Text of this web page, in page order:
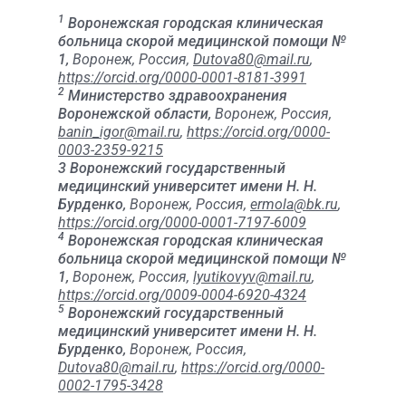
1 Воронежская городская клиническая
больница скорой медицинской помощи №
1, Воронеж, Россия, Dutova80@mail.ru,
https://orcid.org/0000-0001-8181-3991
2 Министерство здравоохранения
Воронежской области, Воронеж, Россия,
banin_igor@mail.ru, https://orcid.org/0000-
0003-2359-9215
3 Воронежский государственный
медицинский университет имени Н. Н.
Бурденко, Воронеж, Россия, ermola@bk.ru,
https://orcid.org/0000-0001-7197-6009
4 Воронежская городская клиническая
больница скорой медицинской помощи №
1, Воронеж, Россия, lyutikovyv@mail.ru,
https://orcid.org/0009-0004-6920-4324
5 Воронежский государственный
медицинский университет имени Н. Н.
Бурденко, Воронеж, Россия,
Dutova80@mail.ru, https://orcid.org/0000-
0002-1795-3428